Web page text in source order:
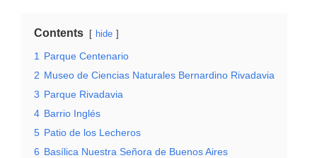
Contents hide
1
Parque Centenario
2 Museo de Ciencias Naturales Bernardino Rivadavia
3 Parque Rivadavia
4 Barrio Inglés
5 Patio de los Lecheros
6 Basílica Nuestra Señora de Buenos Aires